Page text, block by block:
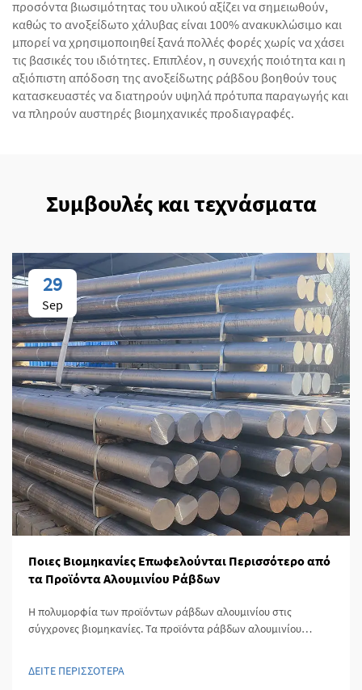
προσόντα βιωσιμότητας του υλικού αξίζει να σημειωθούν,
καθώς το ανοξείδωτο χάλυβας είναι 100% ανακυκλώσιμο και
μπορεί να χρησιμοποιηθεί ξανά πολλές φορές χωρίς να χάσει
τις βασικές του ιδιότητες. Επιπλέον, η συνεχής ποιότητα και η
αξιόπιστη απόδοση της ανοξείδωτης ράβδου βοηθούν τους
κατασκευαστές να διατηρούν υψηλά πρότυπα παραγωγής και
να πληρούν αυστηρές βιομηχανικές προδιαγραφές.
Συμβουλές και τεχνάσματα
29
Sep
Ποιες Βιομηκανίες Επωφελούνται Περισσότερο από
τα Προϊόντα Αλουμινίου Ράβδων
Η πολυμορφία των προϊόντων ράβδων αλουμινίου στις
σύγχρονες βιομηκανίες. Τα προϊόντα ράβδων αλουμινίου
ανθεκτικότητας στη διάβρωση. Αυτά τα προϊόντα προσφέρουν
ΔΕΙΤΕ ΠΕΡΙΣΣΟΤΕΡΑ